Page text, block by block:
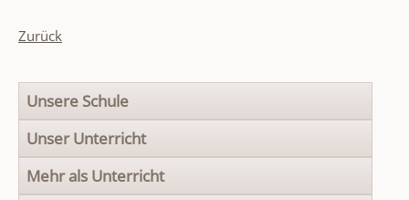
Zurück
Navigation
überspringen
Unsere Schule
Unser Unterricht
Mehr als Unterricht